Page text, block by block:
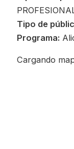
Tipo de
Programa:
Cargando